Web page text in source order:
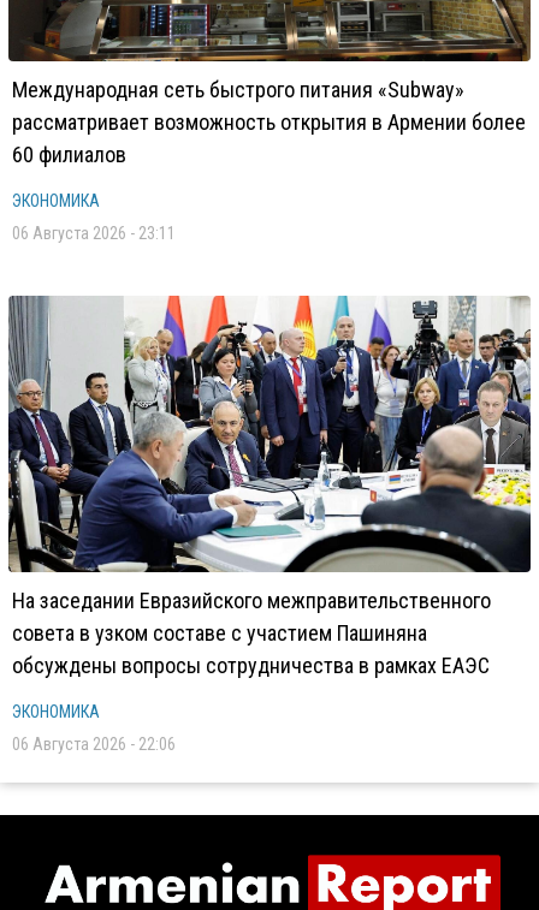
Международная сеть быстрого питания «Subway»
рассматривает возможность открытия в Армении более
60 филиалов
ЭКОНОМИКА
06 Августа 2026 - 23:11
На заседании Евразийского межправительственного
совета в узком составе с участием Пашиняна
обсуждены вопросы сотрудничества в рамках ЕАЭС
ЭКОНОМИКА
06 Августа 2026 - 22:06